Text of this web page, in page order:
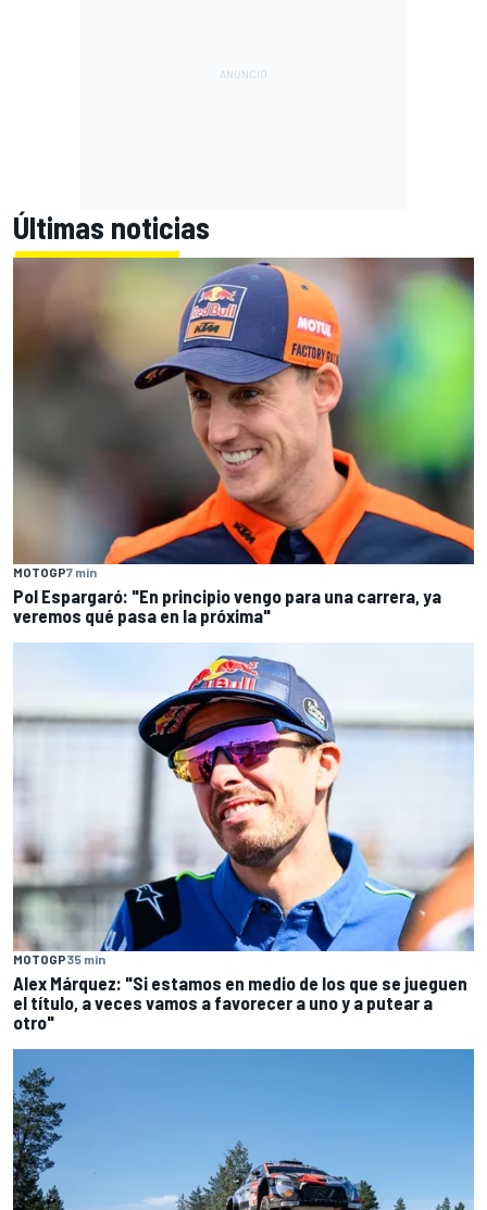
Últimas noticias
MOTOGP7 min
Pol Espargaró: "En principio vengo para una carrera, ya
veremos qué pasa en la próxima"
MOTOGP35 min
Alex Márquez: "Si estamos en medio de los que se jueguen
el título, a veces vamos a favorecer a uno y a putear a
otro"